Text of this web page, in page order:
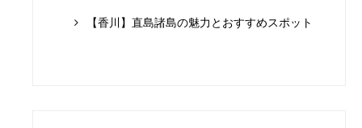
【香川】直島諸島の魅力とおすすめスポット